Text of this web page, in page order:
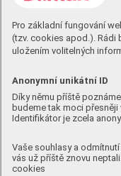
Pro základní fungování
(tzv. cookies apod.). Rádi
uložením volitelných
Anonymní unikátní ID
Díky němu příště
budeme tak moci
Identifikátor je zcela
Vaše souhlasy a
vás už příště znovu
cookies
všeho
známých